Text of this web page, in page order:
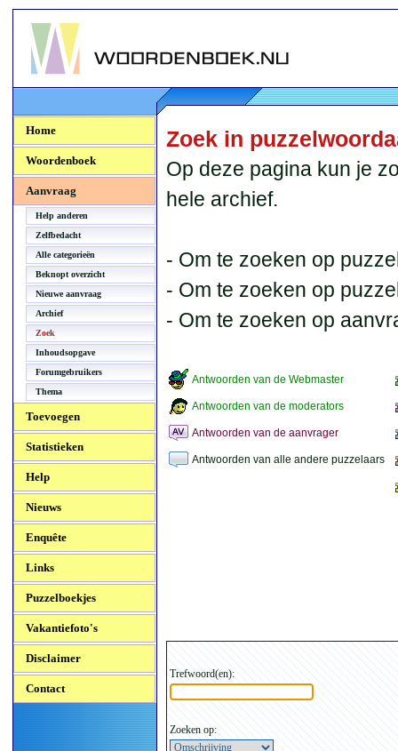
Woordenboek.NU
Home
Woordenboek
Aanvraag
Help anderen
Zelfbedacht
Alle categorieën
Beknopt overzicht
Nieuwe aanvraag
Archief
Zoek
Inhoudsopgave
Forumgebruikers
Thema
Toevoegen
Statistieken
Help
Nieuws
Enquête
Links
Puzzelboekjes
Vakantiefoto's
Disclaimer
Contact
Zoek in
Op deze pagina kun je
hele archief.
- Om te zoeken op
- Om te zoeken op
- Om te zoeken op
Antwoorden van de Webmaster
Antwoorden van de moderators
Antwoorden van de aanvrager
Antwoorden van alle andere puzzelaars
Trefwoord(en):
Zoeken op: